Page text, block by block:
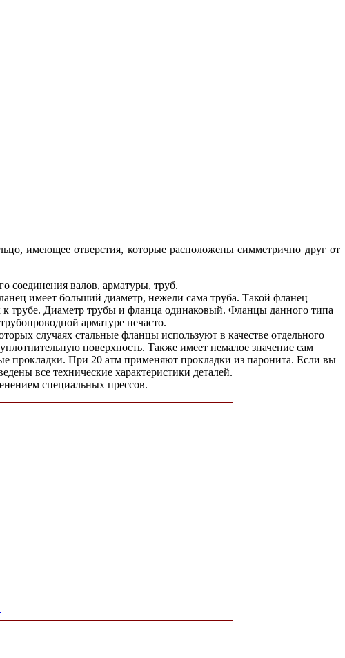
имеющее отверстия, которые расположены симметрично друг от
соединения валов, арматуры, труб.
имеет больший диаметр, нежели сама труба. Такой фланец
к трубе. Диаметр трубы и фланца одинаковый. Фланцы данного типа
арматуре нечасто.
случаях стальные фланцы используют в качестве отдельного
поверхность. Также имеет немалое значение сам
прокладки. При 20 атм применяют прокладки из паронита. Если вы
все технические характеристики деталей.
специальных прессов.